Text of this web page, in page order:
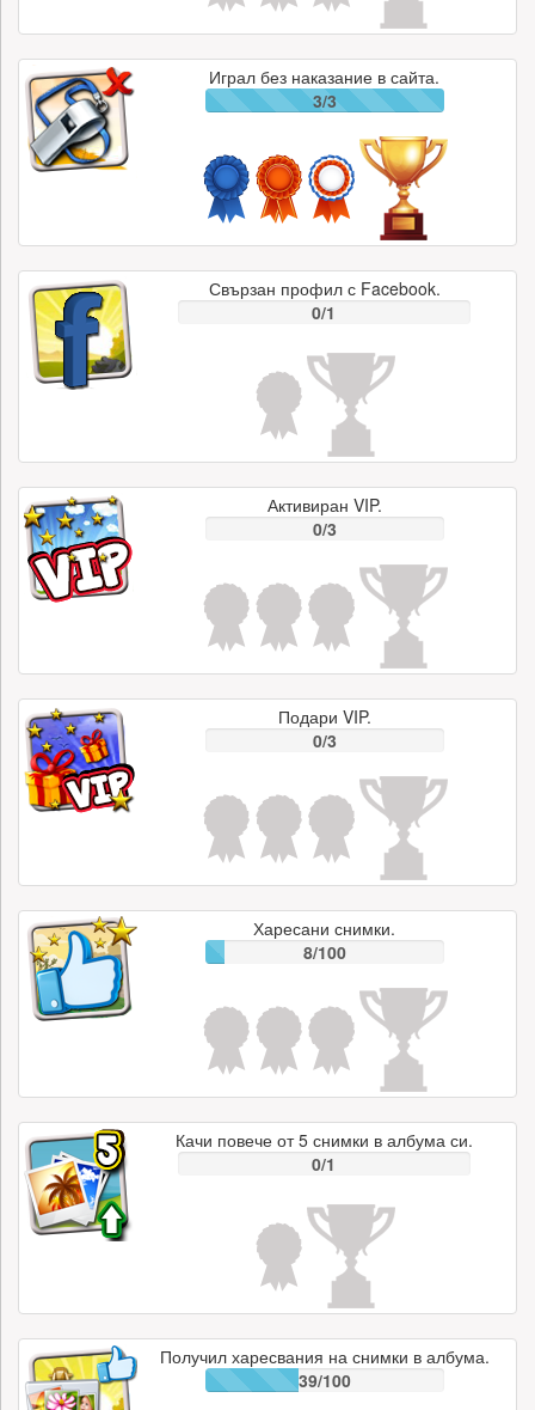
Играл без наказание в сайта.
3/3
Свързан профил с Facebook.
0/1
Активиран VIP.
0/3
Подари VIP.
0/3
Харесани снимки.
8/100
Качи повече от 5 снимки в албума си.
0/1
Получил харесвания на снимки в албума.
39/100